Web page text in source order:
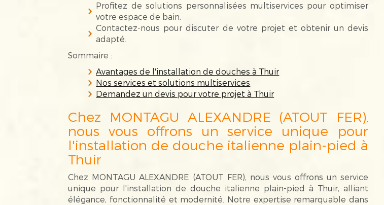
Profitez de solutions personnalisées multiservices pour optimiser
votre espace de bain.
Contactez-nous pour discuter de votre projet et obtenir un devis
adapté.
Sommaire :
Avantages de l'installation de douches à Thuir
Nos services et solutions multiservices
Demandez un devis pour votre projet à Thuir
Chez MONTAGU ALEXANDRE (ATOUT FER),
nous vous offrons un service unique pour
l'installation de douche italienne plain-pied à
Thuir
Chez MONTAGU ALEXANDRE (ATOUT FER), nous vous offrons un service
unique pour l'installation de douche italienne plain-pied à Thuir, alliant
élégance, fonctionnalité et modernité. Notre expertise remarquable dans